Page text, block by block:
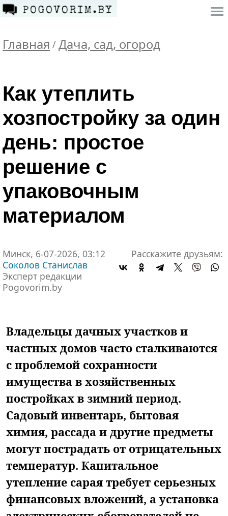
Главная / Дача, сад, огород
Как утеплить
хозпостройку за один
день: простое
решение с
упаковочным
материалом
Минск, 6-07-2026, 03:12
Соколов Станислав
Эксперт редакции
Pogovorim.by
Расскажите друзьям:
Владельцы дачных участков и
частных домов часто сталкиваются
с проблемой сохранности
имущества в хозяйственных
постройках в зимний период.
Садовый инвентарь, бытовая
химия, рассада и другие предметы
могут пострадать от отрицательных
температур. Капитальное
утепление сарая требует серьезных
финансовых вложений, а установка